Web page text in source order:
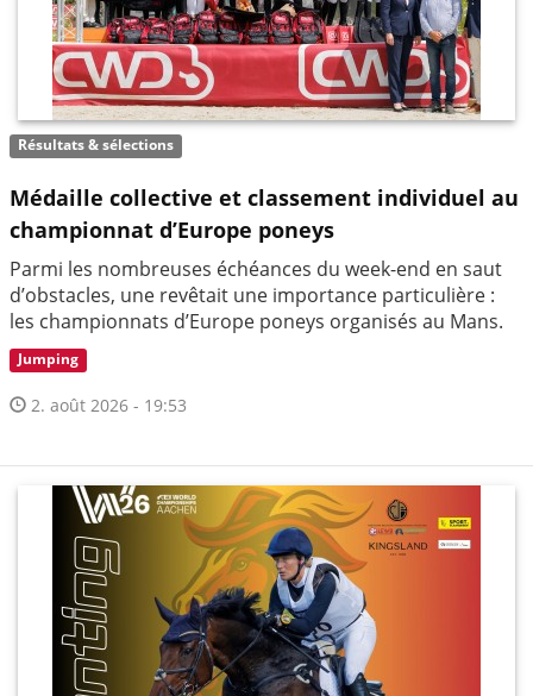
Résultats & sélections
Médaille collective et classement individuel au
championnat d’Europe poneys
Parmi les nombreuses échéances du week-end en saut
d’obstacles, une revêtait une importance particulière :
les championnats d’Europe poneys organisés au Mans.
Jumping
2. août 2026 - 19:53